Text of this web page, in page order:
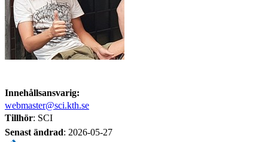
Innehållsansvarig:
webmaster@sci.kth.se
Tillhör: SCI
Senast ändrad: 2026-05-27